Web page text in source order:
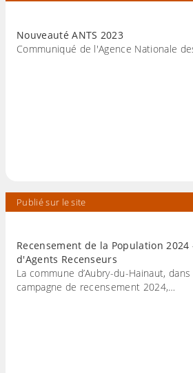
Nouveauté ANTS 2023
Communiqué de l'Agence Nationale
Publié sur le site
Recensement de la Population
d'Agents Recenseurs
La commune d’Aubry-du-Hainaut,
campagne de recensement 2024,…